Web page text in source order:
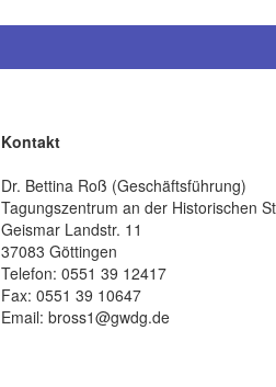
Kontakt
Dr. Bettina Roß (Geschäftsführung)
Tagungszentrum an der Historischen
Geismar Landstr. 11
37083 Göttingen
Telefon: 0551 39 12417
Fax: 0551 39 10647
Email: bross1@gwdg.de